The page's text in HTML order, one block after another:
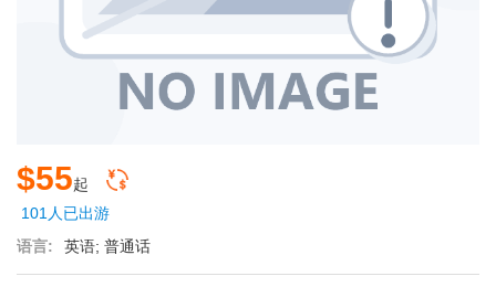
$55起
101人已出游
语言:
英语; 普通话